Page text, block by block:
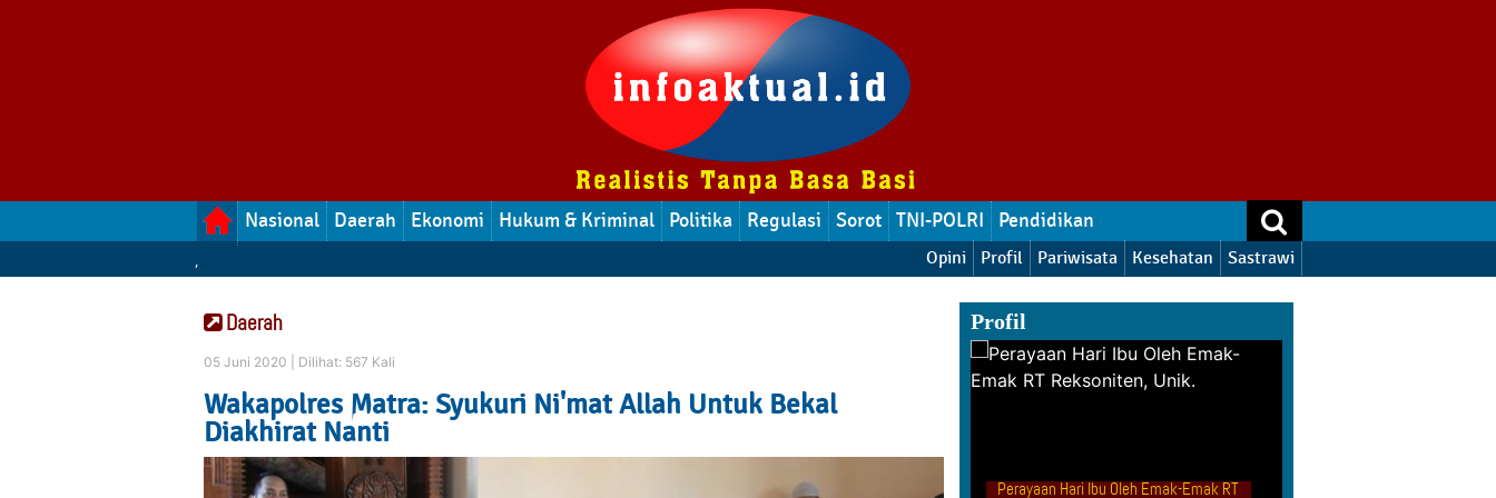
Nasional Daerah Ekonomi Hukum & Kriminal Politika Regulasi Sorot TNI-POLRI Pendidikan
, Sastrawi
Kesehatan
Pariwisata
Profil
Opini
Daerah
05 Juni 2020 | Dilihat: 567 Kali
Wakapolres Matra: Syukuri Ni'mat Allah Untuk Bekal
Diakhirat Nanti
Profil
Perayaan Hari Ibu Oleh Emak-Emak RT